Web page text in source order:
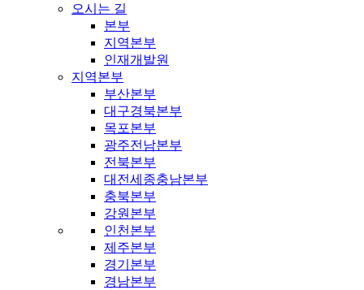
오시는 길
본부
지역본부
인재개발원
지역본부
부산본부
대구경북본부
목포본부
광주전남본부
전북본부
대전세종충남본부
충북본부
강원본부
인천본부
제주본부
경기본부
경남본부